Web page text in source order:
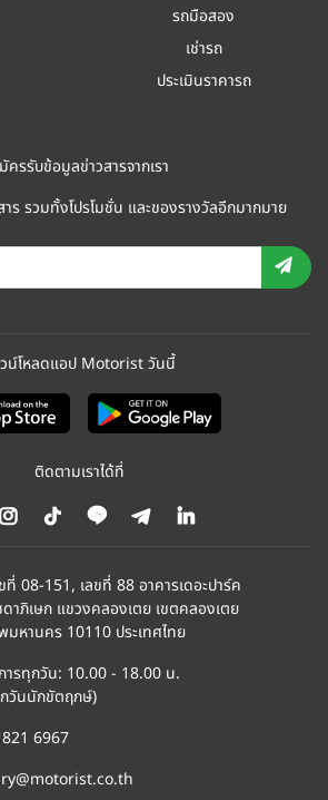
รถมือสอง
เช่ารถ
ประเมินราคารถ
ครรับข้อมูลข่าวสารจากเรา
ร รวมทั้งโปรโมชั่น และของรางวัลอีกมากมาย
น์โหลดแอป Motorist วันนี้
ติดตามเราได้ที่
ที่ 08-151, เลขที่ 88 อาคารเดอะปาร์ค
าภิเษก แขวงคลองเตย เขตคลองเตย
มหานคร 10110 ประเทศไทย
ารทุกวัน: 10.00 - 18.00 น.
วันนักขัตฤกษ์)
6967